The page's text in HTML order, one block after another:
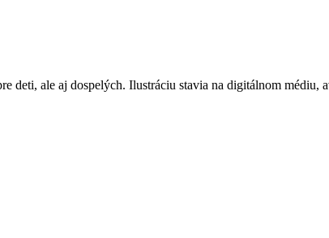
ale aj dospelých. Ilustráciu stavia na digitálnom médiu,